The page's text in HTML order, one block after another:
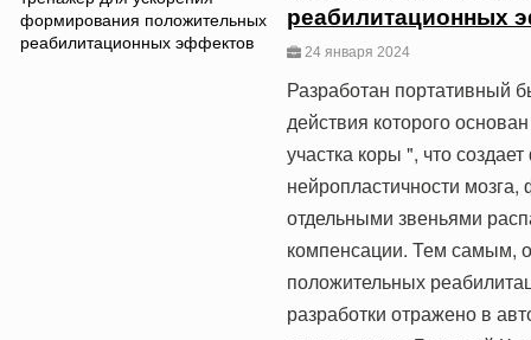
реабилитационных
24 января 2024
Разработан портативный
действия которого
участка коры ", что
нейропластичности
отдельными звеньями
компенсации. Тем самым,
положительных
разработки отражено в